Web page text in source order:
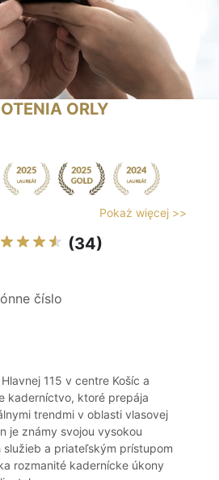
ORLY
Pokaż więcej >>
(34)
číslo
115 v centre Košíc a
kaderníctvo, ktoré prepája
trendmi v oblasti vlasovej
je známy svojou vysokou
a priateľským prístupom
rozmanité kadernícke úkony